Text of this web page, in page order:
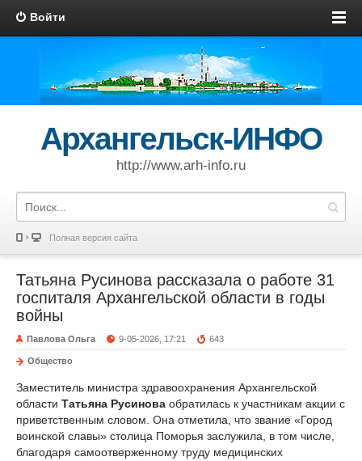
Войти
Архангельск-ИНФО
http://www.arh-info.ru
Полная версия сайта
Татьяна Русинова рассказала о работе 31
госпиталя Архангельской области в годы
войны
Павлова Ольга 9-05-2026, 17:21 643
Общество
Заместитель министра здравоохранения Архангельской
области Татьяна Русинова обратилась к участникам акции с
приветственным словом. Она отметила, что звание «Город
воинской славы» столица Поморья заслужила, в том числе,
благодаря самоотверженному труду медицинских